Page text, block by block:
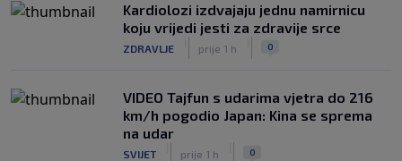
Kardiolozi izdvajaju jednu namirnicu
koju vrijedi jesti za zdravije srce
ZDRAVLJE prije 1 h 0
VIDEO Tajfun s udarima vjetra do 216
km/h pogodio Japan: Kina se sprema
na udar
SVIJET prije 1 h 0